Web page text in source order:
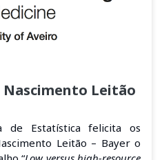
Leitão
de Estatística felicita os
Leitão – Bayer o